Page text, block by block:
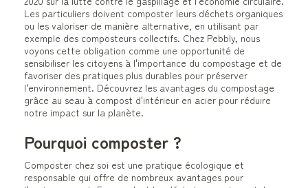
Les particuliers doivent composter leurs déchets organiques
ou les valoriser de manière alternative, en utilisant par
exemple des composteurs collectifs. Chez Pebbly, nous
voyons cette obligation comme une opportunité de
sensibiliser les citoyens à l'importance du compostage et de
favoriser des pratiques plus durables pour préserver
l'environnement. Découvrez les avantages du compostage
grâce au seau à compost d'intérieur en acier pour réduire
notre impact sur la planète.
Pourquoi composter ?
Composter chez soi est une pratique écologique et
responsable qui offre de nombreux avantages pour